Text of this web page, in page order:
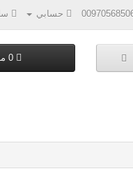
حسابي
0 منتجات - ₪0.00